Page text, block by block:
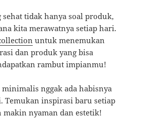
tidak hanya soal produk,
kita merawatnya setiap hari.
untuk menemukan
dan produk yang bisa
rambut impianmu!
nggak ada habisnya
Temukan inspirasi baru setiap
nyaman dan estetik!